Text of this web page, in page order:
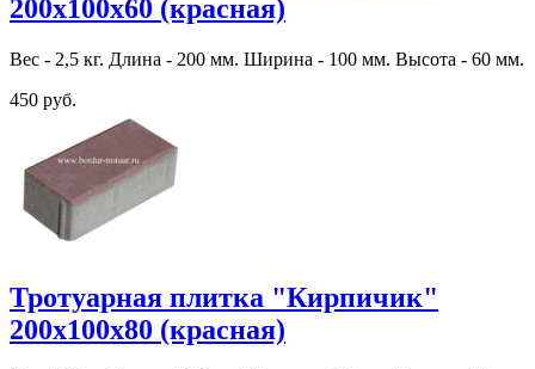
200х100х60 (красная)
Вес - 2,5 кг. Длина - 200 мм. Ширина - 100 мм. Высота - 60 мм.
450 руб.
Тротуарная плитка "Кирпичик"
200х100х80 (красная)